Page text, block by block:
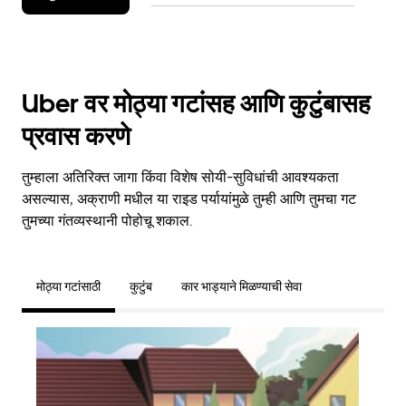
Uber वर मोठ्या गटांसह आणि कुटुंबासह
प्रवास करणे
तुम्हाला अतिरिक्त जागा किंवा विशेष सोयी-सुविधांची आवश्यकता
असल्यास, अक्राणी मधील या राइड पर्यायांमुळे तुम्ही आणि तुमचा गट
तुमच्या गंतव्यस्थानी पोहोचू शकाल.
मोठ्या गटांसाठी कुटुंब कार भाड्याने मिळण्याची सेवा